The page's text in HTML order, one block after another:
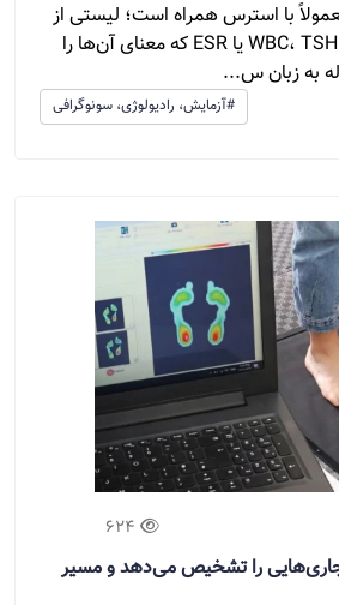
با استرس همراه است؛ لیستی از
کلمات اختصاری مثل WBC، TSH یا ESR که معنای آن‌ها را
به زبان س...
#آزمایش، رادیولوژی، سونوگرافی
624
را تشخیص می‌دهد و مسیر